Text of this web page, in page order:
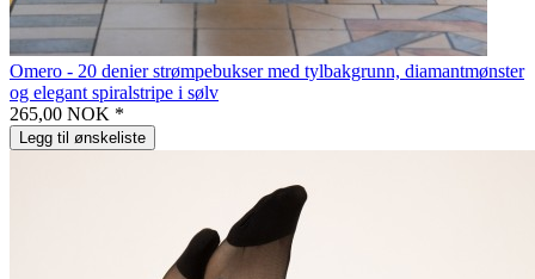
Omero - 20 denier strømpebukser med tylbakgrunn, diamantmønster
og elegant spiralstripe i sølv
265,00 NOK *
Legg til ønskeliste